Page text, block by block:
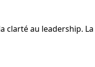
clarté au leadership.